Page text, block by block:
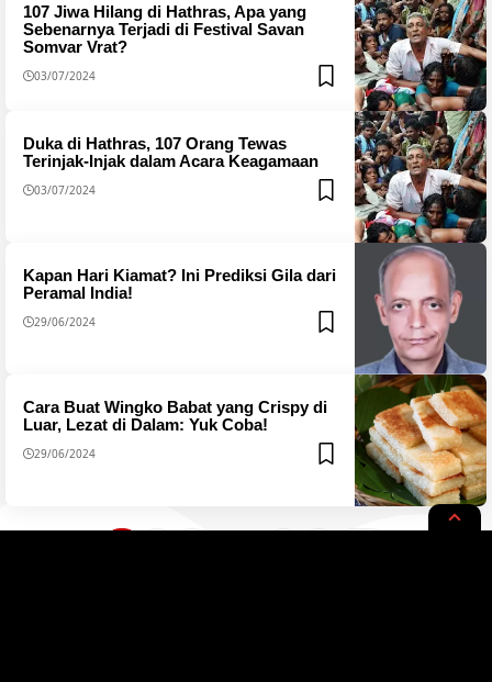
107 Jiwa Hilang di Hathras, Apa yang
Sebenarnya Terjadi di Festival Savan
Somvar Vrat?
03/07/2024
Duka di Hathras, 107 Orang Tewas
Terinjak-Injak dalam Acara Keagamaan
03/07/2024
Kapan Hari Kiamat? Ini Prediksi Gila dari
Peramal India!
29/06/2024
Cara Buat Wingko Babat yang Crispy di
Luar, Lezat di Dalam: Yuk Coba!
29/06/2024